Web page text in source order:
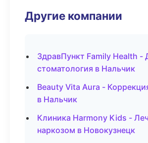
Другие компании
ЗдравПункт Family Health -
стоматология в Нальчик
Beauty Vita Aura -
в Нальчик
Клиника Harmony Kids -
наркозом в Новокузнецк